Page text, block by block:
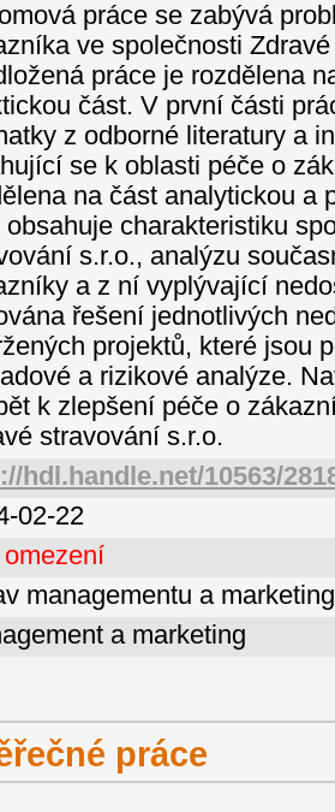
práce se zabývá
ve společnosti
práce je rozdělena
část. V první části
z odborné literatury a
se k oblasti péče o
na část analytickou a
obsahuje charakteristiku
s.r.o., analýzu
a z ní vyplývající
řešení jednotlivých
projektů, které jsou
a rizikové analýze.
k zlepšení péče o
stravování s.r.o.
hdl.handle.net/10563/
02-22
managementu a
a marketing
práce